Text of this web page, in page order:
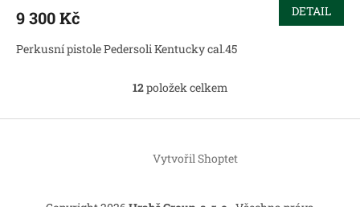
9 300 Kč DETAIL
Perkusní pistole Pedersoli Kentucky cal.45
O
l
d
í
12položek celkem
Z
Vytvořil Shoptet